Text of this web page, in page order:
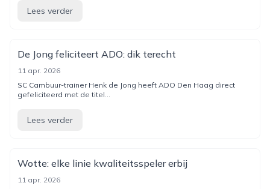
Lees verder
De Jong feliciteert ADO: dik terecht
11 apr. 2026
SC Cambuur-trainer Henk de Jong heeft ADO Den Haag direct
gefeliciteerd met de titel...
Lees verder
Wotte: elke linie kwaliteitsspeler erbij
11 apr. 2026